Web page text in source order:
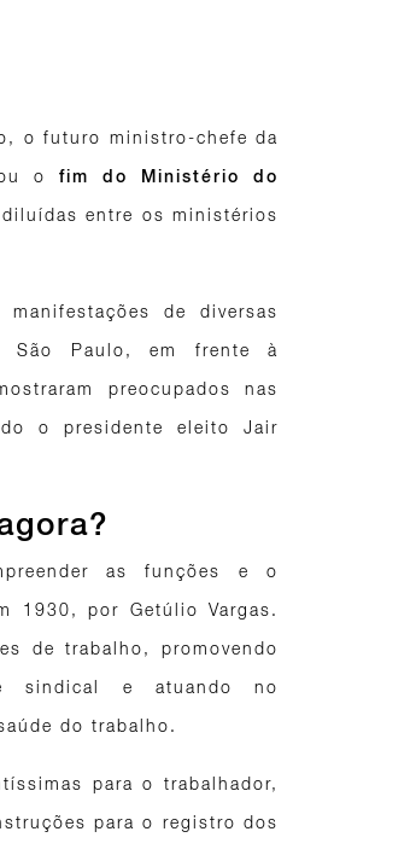
o futuro ministro-chefe da
o
fim do Ministério do
entre os ministérios
de diversas
São Paulo, em frente à
preocupados nas
o presidente eleito Jair
as funções e o
1930, por Getúlio Vargas.
de trabalho, promovendo
sindical e atuando no
do trabalho.
para o trabalhador,
para o registro dos